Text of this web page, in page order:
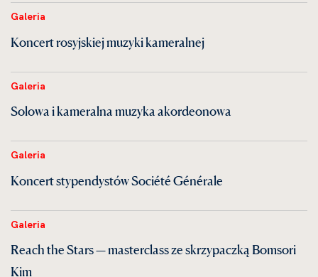
Galeria
Koncert rosyjskiej muzyki kameralnej
Galeria
Solowa i kameralna muzyka akordeonowa
Galeria
Koncert stypendystów Société Générale
Galeria
Reach the Stars — masterclass ze skrzypaczką Bomsori
Kim